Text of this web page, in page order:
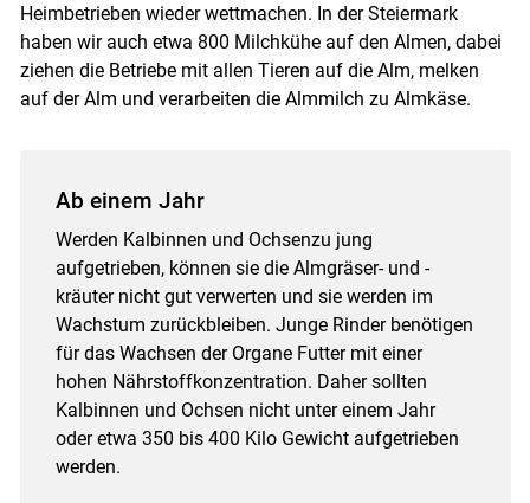
Heimbetrieben wieder wettmachen. In der Steiermark
haben wir auch etwa 800 Milchkühe auf den Almen, dabei
ziehen die Betriebe mit allen Tieren auf die Alm, melken
auf der Alm und verarbeiten die Almmilch zu Almkäse.
Ab einem Jahr
Werden Kalbinnen und Ochsenzu jung
aufgetrieben, können sie die Almgräser- und -
kräuter nicht gut verwerten und sie werden im
Wachstum zurückbleiben. Junge Rinder benötigen
für das Wachsen der Organe Futter mit einer
hohen Nährstoffkonzentration. Daher sollten
Kalbinnen und Ochsen nicht unter einem Jahr
oder etwa 350 bis 400 Kilo Gewicht aufgetrieben
werden.